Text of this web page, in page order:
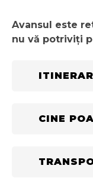
Avansul este
nu vă potriviți
ITINERAR
CINE